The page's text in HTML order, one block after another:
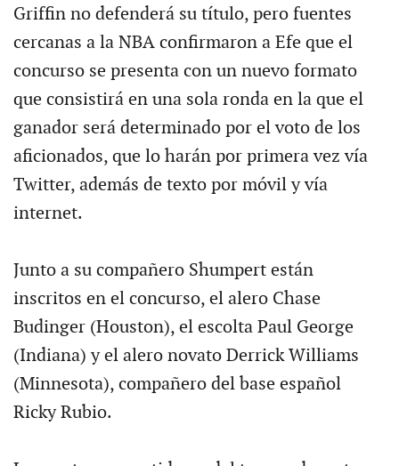
Griffin no defenderá su título, pero fuentes
cercanas a la NBA confirmaron a Efe que el
concurso se presenta con un nuevo formato
que consistirá en una sola ronda en la que el
ganador será determinado por el voto de los
aficionados, que lo harán por primera vez vía
Twitter, además de texto por móvil y vía
internet.
Junto a su compañero Shumpert están
inscritos en el concurso, el alero Chase
Budinger (Houston), el escolta Paul George
(Indiana) y el alero novato Derrick Williams
(Minnesota), compañero del base español
Ricky Rubio.